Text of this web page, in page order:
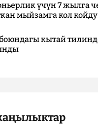
үчүн 7 жылга
мыйзамга кол койду
кытай